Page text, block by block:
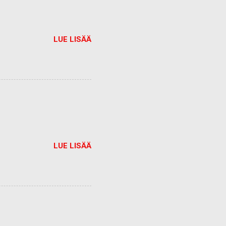
LUE LISÄÄ
LUE LISÄÄ